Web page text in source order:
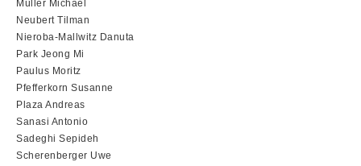
Müller Michael
Neubert Tilman
Nieroba-Mallwitz Danuta
Park Jeong Mi
Paulus Moritz
Pfefferkorn Susanne
Plaza Andreas
Sanasi Antonio
Sadeghi Sepideh
Scherenberger Uwe